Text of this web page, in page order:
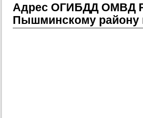
Адрес ОГИБДД ОМВД
Пышминскому району